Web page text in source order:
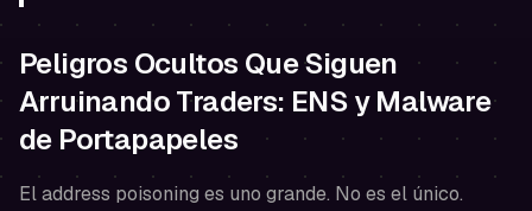
Peligros Ocultos Que Siguen
Arruinando Traders: ENS y Malware
de Portapapeles
El address poisoning es uno grande. No es el único.